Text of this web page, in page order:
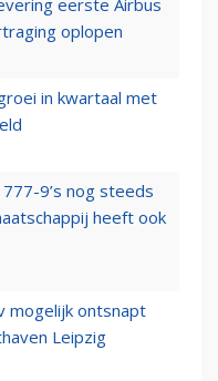
eerste Airbus
oplopen
in kwartaal met
9’s nog steeds
heeft ook
mogelijk ontsnapt
Leipzig